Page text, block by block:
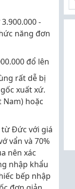
-
năng đơn
đổ lên
rất dễ bị
xuất xứ.
Nam) hoặc
Đức với giá
vẩn và 70%
nên xác
nhập khẩu
bếp nhập